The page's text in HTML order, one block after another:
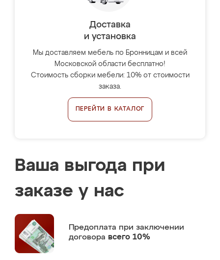
Доставка
и установка
Мы доставляем мебель по Бронницам и всей
Московской области бесплатно!
Стоимость сборки мебели: 10% от стоимости
заказа.
ПЕРЕЙТИ В КАТАЛОГ
Ваша выгода при
заказе у нас
Предоплата при заключении
договора всего 10%